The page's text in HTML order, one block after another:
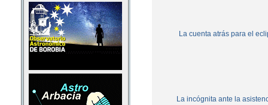
La cuenta atrás para el
La incógnita ante la